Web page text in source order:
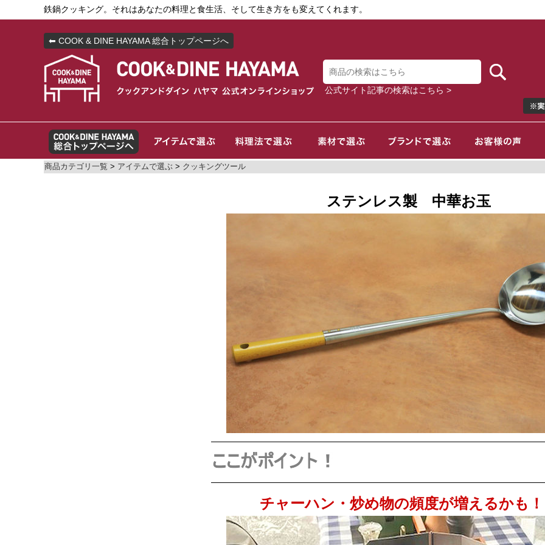
鉄鍋クッキング。それはあなたの料理と食生活、そして生き方をも変えてくれます。
⬅ COOK & DINE HAYAMA 総合トップページへ
公式サイト記事の検索はこちら >
商品カテゴリ一覧 > アイテムで選ぶ > クッキングツール
ステンレス製 中華お玉
チャーハン・炒め物の頻度が増えるかも